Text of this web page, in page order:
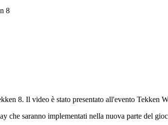
8. Il video è stato presentato all'evento Tekken
che saranno implementati nella nuova parte del